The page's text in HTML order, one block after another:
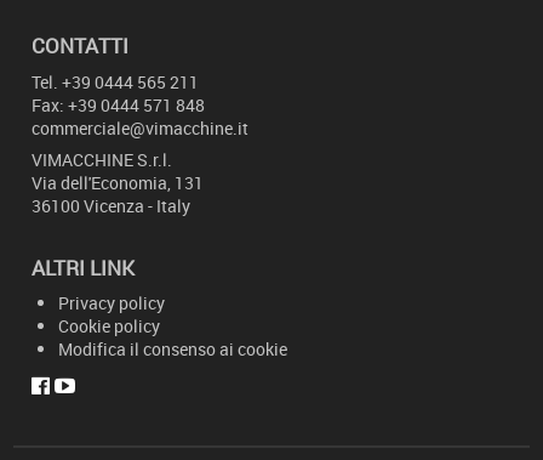
CONTATTI
Tel. +39 0444 565 211
Fax: +39 0444 571 848
commerciale@vimacchine.it
VIMACCHINES.r.l.
Via dell'Economia, 131
36100 Vicenza - Italy
ALTRI LINK
Privacy policy
Cookie policy
Modifica il consenso ai cookie